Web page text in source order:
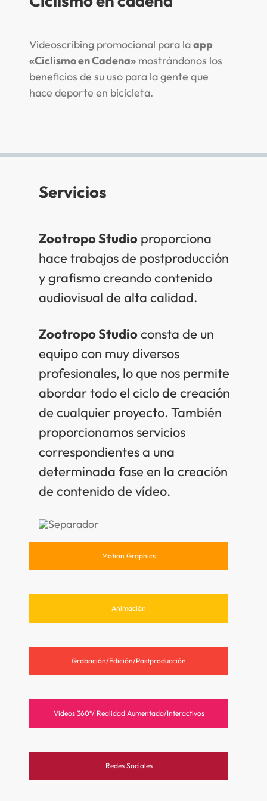
Videoscribing promocional para laapp
«Ciclismo en Cadena» mostrándonos los
beneficios de su uso para la gente que
hace deporte en bicicleta.
Servicios
Zootropo Studioproporciona
hace trabajos de postproducción
y grafismo creando contenido
audiovisual de alta calidad.
Zootropo Studioconsta de un
equipo con muy diversos
profesionales, lo que nos permite
abordar todo el ciclo de creación
de cualquier proyecto. También
proporcionamos servicios
correspondientes a una
determinada fase en la creación
de contenido de vídeo.
Motion Graphics
Animación
Grabación/Edición/Postproducción
Videos 360º/ Realidad Aumentada/Interactivos
Redes Sociales